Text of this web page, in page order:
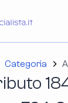
Categoria